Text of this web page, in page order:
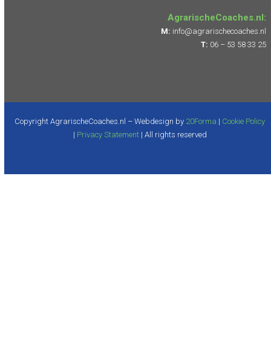
AgrarischeCoaches.nl:
M: info@agrarischecoaches.nl
T: 06 – 53 58 33 25
Copyright AgrarischeCoaches.nl – Webdesign by 20Forma | Cookie Policy
| Privacy Statement| All rights reserved